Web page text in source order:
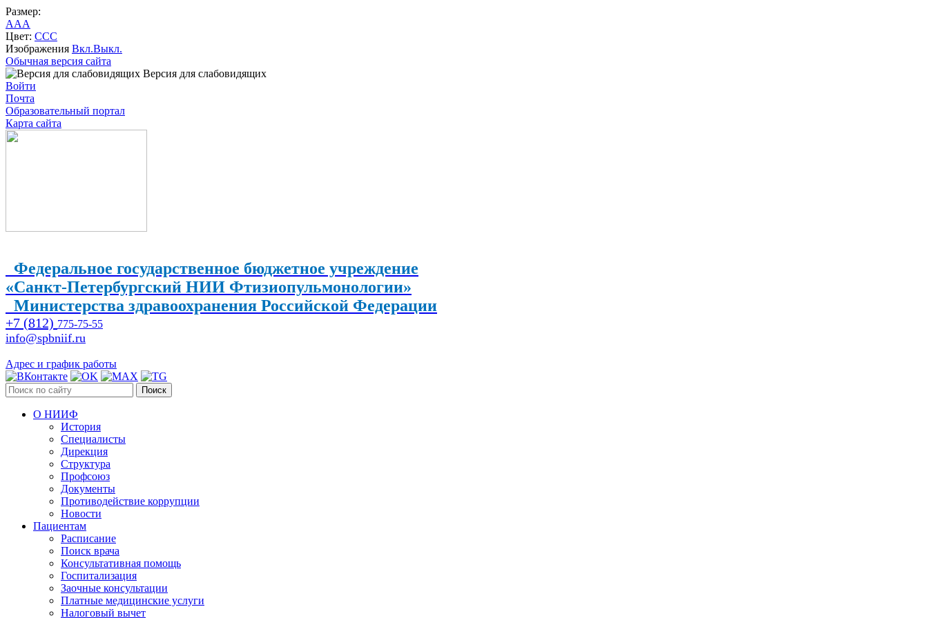
Размер:
AAA
Цвет: CCC
Изображения Вкл.Выкл.
Обычная версия сайта
Версия для слабовидящих
Войти
Почта
Образовательный портал
Карта сайта
Федеральное государственное бюджетное учреждение
«Санкт-Петербургский НИИ Фтизиопульмонологии»
Министерства здравоохранения Российской Федерации
+7 (812) 775-75-55
info@spbniif.ru
Адрес и график работы
Поиск
О НИИФ
История
Специалисты
Дирекция
Структура
Профсоюз
Документы
Противодействие коррупции
Новости
Пациентам
Расписание
Поиск врача
Консультативная помощь
Госпитализация
Заочные консультации
Платные медицинские услуги
Налоговый вычет